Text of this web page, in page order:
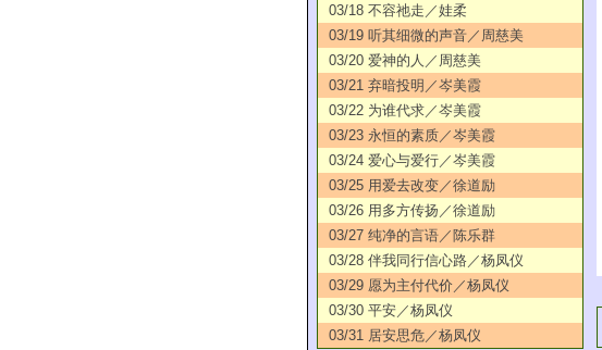
03/18 不容祂走／娃柔
03/19 听其细微的声音／周慈美
03/20 爱神的人／周慈美
03/21 弃暗投明／岑美霞
03/22 为谁代求／岑美霞
03/23 永恒的素质／岑美霞
03/24 爱心与爱行／岑美霞
03/25 用爱去改变／徐道励
03/26 用多方传扬／徐道励
03/27 纯净的言语／陈乐群
03/28 伴我同行信心路／杨凤仪
03/29 愿为主付代价／杨凤仪
03/30 平安／杨凤仪
03/31 居安思危／杨凤仪